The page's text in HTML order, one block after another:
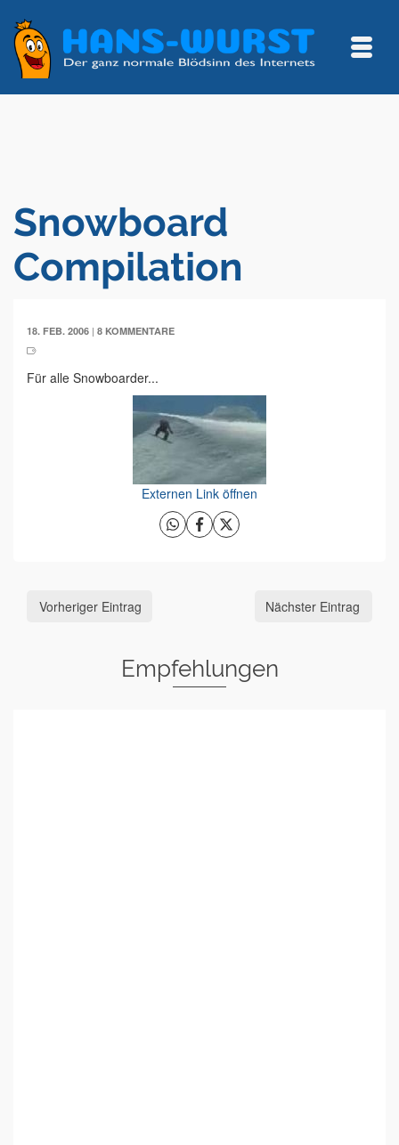
Snowboard
Compilation
18. FEB. 2006 | 8 KOMMENTARE
Für alle Snowboarder...
Externen Link öffnen
Vorheriger Eintrag Nächster Eintrag
Empfehlungen